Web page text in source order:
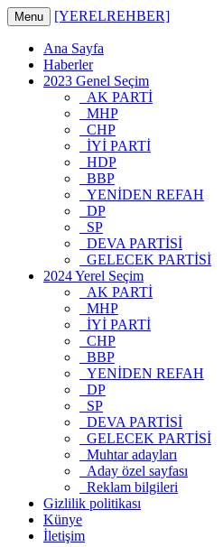
Menu [YERELREHBER]
Ana Sayfa
Haberler
2023 Genel Seçim
AK PARTİ
MHP
CHP
İYİ PARTİ
HDP
BBP
YENİDEN REFAH
DP
SP
DEVA PARTİSİ
GELECEK PARTİSİ
2024 Yerel Seçim
AK PARTİ
MHP
İYİ PARTİ
CHP
BBP
YENİDEN REFAH
DP
SP
DEVA PARTİSİ
GELECEK PARTİSİ
Muhtar adayları
Aday özel sayfası
Reklam bilgileri
Gizlilik politikası
Künye
İletişim